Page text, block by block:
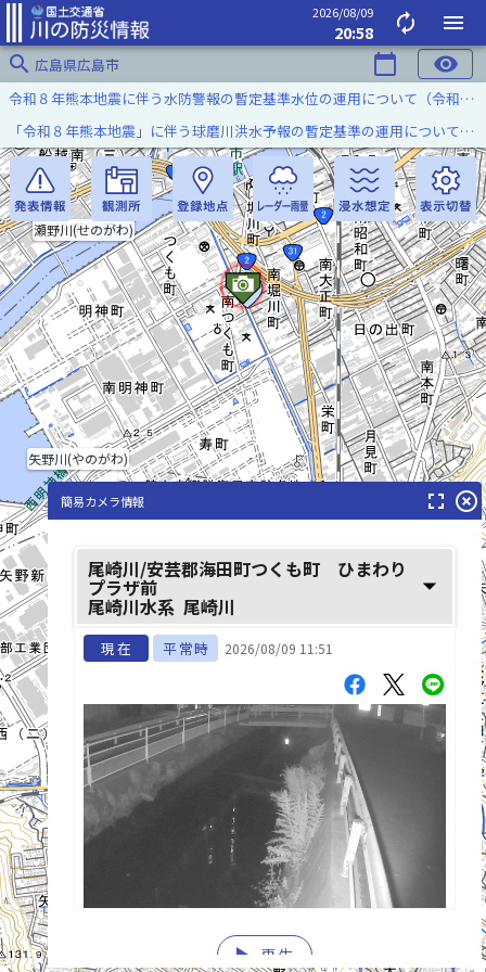
2026/08/09
20:58 autorenew
menu
search 広島県広島市 calendar_today visibility
矢野川(やのがわ)
瀬野川(せのがわ)
令和８年熊本地震に伴う水防警報の暫定基準水位の運用について（令和８年８月７日）
「令和８年熊本地震」に伴う球磨川洪水予報の暫定基準の運用について（令和８年８月５日）
簡易カメラ情報 fullscreen highlight_off
尾崎川/安芸郡海田町つくも町 ひまわり
プラザ前
尾崎川水系 尾崎川
arrow_drop_down
現在 平常時 2026/08/09 11:51
play_arrow 再生